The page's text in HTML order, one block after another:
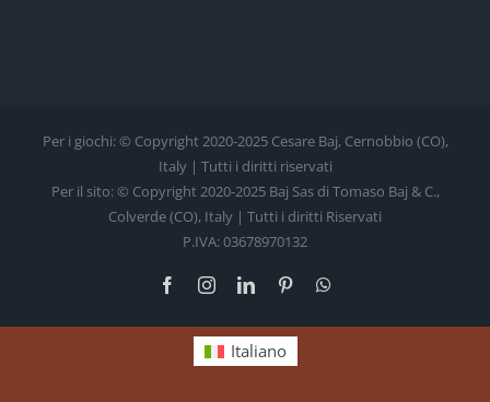
Per i giochi: © Copyright 2020-2025 Cesare Baj, Cernobbio (CO),
Italy | Tutti i diritti riservati
Per il sito: © Copyright 2020-2025 Baj Sas di Tomaso Baj & C.,
Colverde (CO), Italy | Tutti i diritti Riservati
P.IVA: 03678970132
FacebookInstagramLinkedInPinterest
Italiano